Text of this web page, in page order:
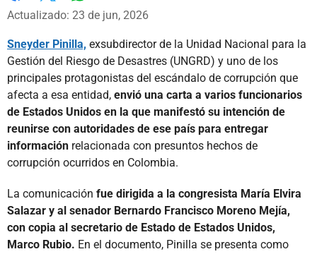
Facebook
X
Actualizado: 23 de jun, 2026
Sneyder Pinilla, exsubdirector de la Unidad Nacional para la
Gestión del Riesgo de Desastres (UNGRD) y uno de los
principales protagonistas del escándalo de corrupción que
afecta a esa entidad, envió una carta a varios funcionarios
de Estados Unidos en la que manifestó su intención de
reunirse con autoridades de ese país para entregar
información relacionada con presuntos hechos de
corrupción ocurridos en Colombia.
La comunicación fue dirigida a la congresista María Elvira
Salazar y al senador Bernardo Francisco Moreno Mejía,
con copia al secretario de Estado de Estados Unidos,
Marco Rubio. En el documento, Pinilla se presenta como